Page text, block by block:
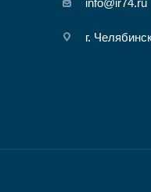
info@ir74.ru
г.